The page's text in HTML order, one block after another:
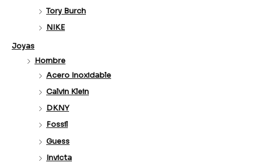
Tory Burch
NIKE
Joyas
Hombre
Acero Inoxidable
Calvin Klein
DKNY
Fossil
Guess
Invicta